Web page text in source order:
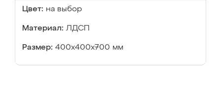
Цвет: на выбор
Материал: ЛДСП
Размер: 400х400х700 мм